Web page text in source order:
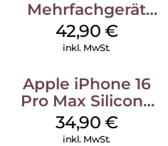
Mehrfachgerät
Luna Grey
42,90 €
inkl. MwSt.
Apple iPhone 16
Pro Max Silicone
Case MagSafe
Denim
34,90 €
inkl. MwSt.